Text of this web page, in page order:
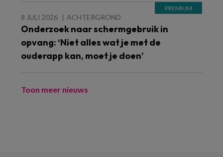
8 JULI 2026 ACHTERGROND
Onderzoek naar schermgebruik in
opvang: ‘Niet alles wat je met de
ouderapp kan, moet je doen’
Toon meer nieuws